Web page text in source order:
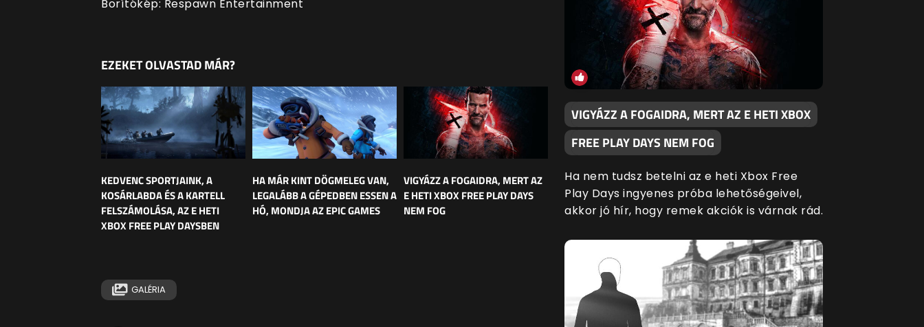
Borítókép: Respawn Entertainment
EZEKET OLVASTAD MÁR?
KEDVENC SPORTJAINK, A
KOSÁRLABDA ÉS A KARTELL
FELSZÁMOLÁSA, AZ E HETI
XBOX FREE PLAY DAYSBEN
HA MÁR KINT DÖGMELEG VAN,
LEGALÁBB A GÉPEDBEN ESSEN A
HÓ, MONDJA AZ EPIC GAMES
VIGYÁZZ A FOGAIDRA, MERT AZ
E HETI XBOX FREE PLAY DAYS
NEM FOG
GALÉRIA
VIGYÁZZ A FOGAIDRA, MERT AZ E HETI XBOX
FREE PLAY DAYS NEM FOG
Ha nem tudsz betelni az e heti Xbox Free
Play Days ingyenes próba lehetőségeivel,
akkor jó hír, hogy remek akciók is várnak rád.